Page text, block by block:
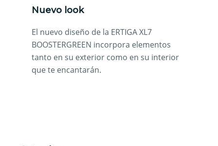
Nuevo look
El nuevo diseño de la ERTIGA XL7
BOOSTERGREEN incorpora elementos
tanto en su exterior como en su interior
que te encantarán.